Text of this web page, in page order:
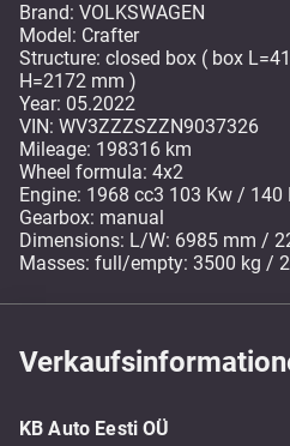
Brand: VOLKSWAGEN
Model: Crafter
Structure: closed box ( box
H=2172 mm )
Year: 05.2022
VIN: WV3ZZZSZZN9037326
Mileage: 198316 km
Wheel formula: 4x2
Engine: 1968 cc3 103 Kw / 140
Gearbox: manual
Dimensions: L/W: 6985 mm /
KB Auto Eesti OÜ